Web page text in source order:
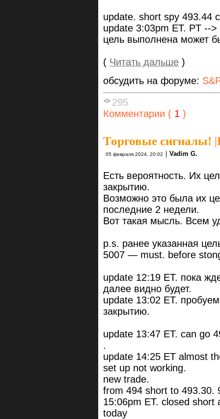
update. short spy 493.44
update 3:03pm ET. PT --
цель выполнена может
( Читать дальше )
обсудить на форуме:
295
Комментарии ( 1 )
Торговые сигналы! |
05 февраля 2024, 20:02 Vadim G.
Есть вероятность. Их
закрытию.
Возможно это была их
последние 2 недели.
Вот такая мысль. Всем
p.s. ранее указанная
5007 — must. before
update 12:19 ET. пока
далее видно будет.
update 13:02 ET.
закрытию.
update 13:47 ET. can go
.
update 14:25 ET almost
set up not working.
new trade.
from 494 short to 493.30.
15:06pm ET. closed
today